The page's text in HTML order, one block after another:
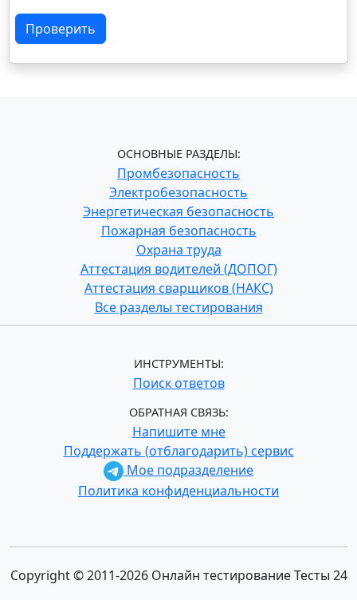
Проверить
ОСНОВНЫЕ РАЗДЕЛЫ:
Промбезопасность
Электробезопасность
Энергетическая безопасность
Пожарная безопасность
Охрана труда
Аттестация водителей (ДОПОГ)
Аттестация сварщиков (НАКС)
Все разделы тестирования
ИНСТРУМЕНТЫ:
Поиск ответов
ОБРАТНАЯ СВЯЗЬ:
Напишите мне
Поддержать (отблагодарить) сервис
Мое подразделение
Политика конфиденциальности
Copyright © 2011-2026 Онлайн тестирование Тесты 24